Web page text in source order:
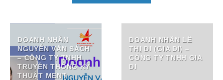
DOANH NHÂN
NGUYỄN VĂN SÁCH
– CÔNG TY TNHH
TRUYỀN THÔNG KỸ
THUẬT MENT
DOANH NHÂN LÊ
THỊ DI (GIA DI) –
CÔNG TY TNHH GIA
DI